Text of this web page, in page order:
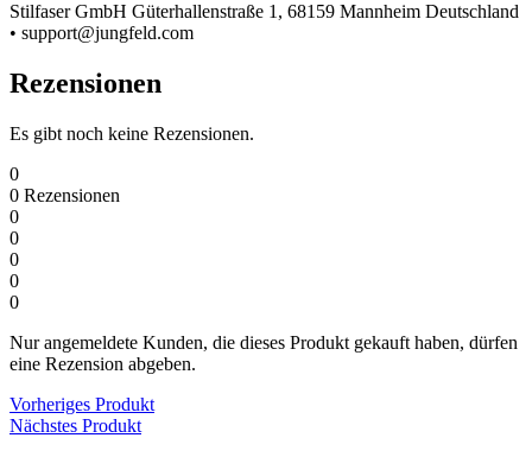
Stilfaser GmbH Güterhallenstraße 1, 68159 Mannheim Deutschland
• support@jungfeld.com
Rezensionen
Es gibt noch keine Rezensionen.
0
0 Rezensionen
0
0
0
0
0
Nur angemeldete Kunden, die dieses Produkt gekauft haben, dürfen
eine Rezension abgeben.
Vorheriges Produkt
Nächstes Produkt